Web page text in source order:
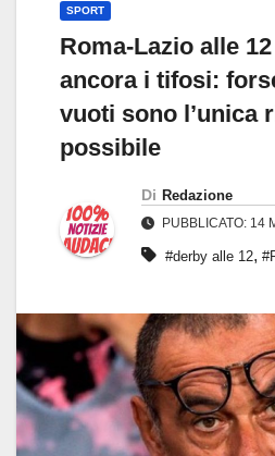
SPORT
Roma-Lazio alle
ancora i tifosi:
vuoti sono l’unica
possibile
Di Redazione
PUBBLICATO: 14
#derby alle 12,